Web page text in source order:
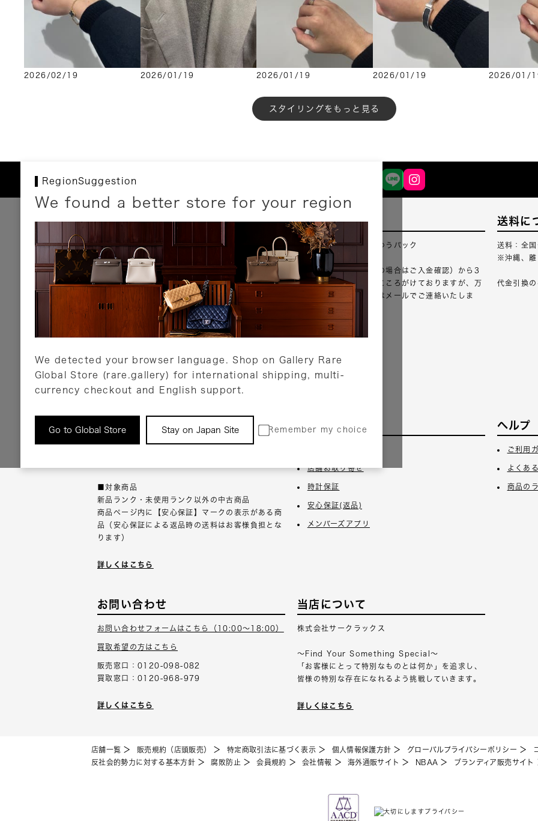
2026/02/19 2026/01/19 2026/01/19 2026/01/19 2026/01/
もっと見る
RegionSuggestion
We found a better store for your region
We detected your browser language. Shop on Gallery Rare
Global Store (rare.gallery) for international shipping, multi-
currency checkout and English support.
Go to Global Store Stay on Japan Site Remember my choice
お支払いについて
以下のお支払方法が利用可能です。
クレジットカード
ショッピングローン
銀行振込・郵便振替
代金引換
Amazon Pay
PayPay
店頭支払い
詳しくはこちら
配送について
配送業者：佐川急便・ゆうパック
ご注文確認（銀行振込の場合はご入金確認）から3
営業日以内のご出荷をこころがけておりますが、万
が一出荷が遅れる場合はメールでご連絡いたしま
詳しくはこちら
送料に
送料：全
※沖縄、離
代金引換
返品について
■対象商品
新品ランク・未使用ランク以外の中古商品
商品ページ内に【安心保証】マークの表示がある商
品（安心保証による返品時の送料はお客様負担とな
ります）
詳しくはこちら
サービス
店舗お取り寄せ
時計保証
安心保証(返品)
メンバーズアプリ
ヘルプ
ご利用
よくあ
商品の
お問い合わせ
お問い合わせフォームはこちら（10:00～18:00）
買取希望の方はこちら
販売窓口：0120-098-082
買取窓口：0120-968-979
詳しくはこちら
当店について
株式会社サークラックス
～Find Your Something Special～
「お客様にとって特別なものとは何か」を追求し、
皆様の特別な存在になれるよう挑戦していきます。
詳しくはこちら
店舗一覧 販売規約（店頭販売） 特定商取引法に基づく表示 個人情報保護方針 グローバルプライバシーポリシー
反社会的勢力に対する基本方針
腐敗防止 会員規約 会社情報 海外通販サイト NBAA ブランディア販売サイト